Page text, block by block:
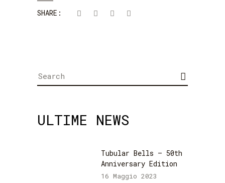
SHARE:
Search
for:
ULTIME NEWS
Tubular Bells – 50th
Anniversary Edition
16 Maggio 2023